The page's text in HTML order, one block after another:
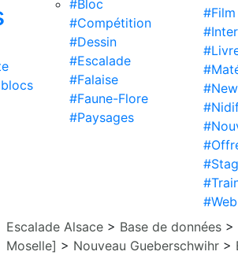
#Bloc
#Compétition
#Dessin
#Escalade
#Falaise
#Faune-Flore
#Paysages
#Film
#Web
Escalade Alsace > Base de données >
Moselle] > Nouveau Gueberschwihr >